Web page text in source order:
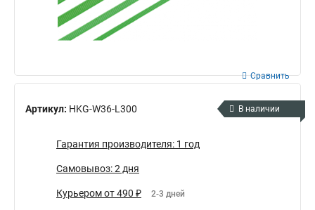
Артикул: HKG-W36-L300
Сравнить
В наличии
Гарантия производителя: 1 год
Самовывоз: 2 дня
Курьером от 490 ₽ 2-3 дней